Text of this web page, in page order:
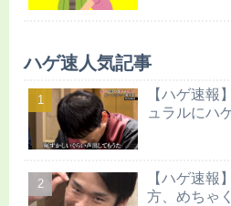
ハゲ速人気記事
【ハゲ速報
ュラルにハ
【ハゲ速報
方、めちゃ